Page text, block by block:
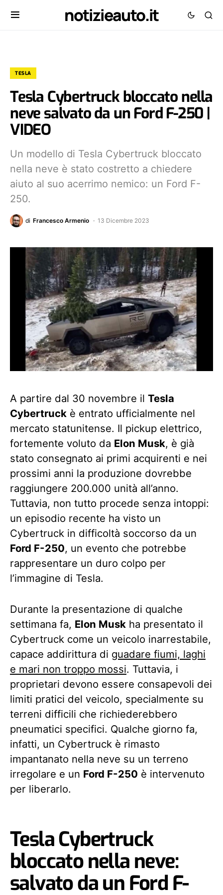
notizieauto.it
TESLA
Tesla Cybertruck bloccato nella
neve salvato da un Ford F-250 |
VIDEO
Un modello di Tesla Cybertruck bloccato
nella neve è stato costretto a chiedere
aiuto al suo acerrimo nemico: un Ford F-
250.
di Francesco Armenio 13 Dicembre 2023
A partire dal 30 novembre il Tesla
Cybertruck è entrato ufficialmente nel
mercato statunitense. Il pickup elettrico,
fortemente voluto da Elon Musk, è già
stato consegnato ai primi acquirenti e nei
prossimi anni la produzione dovrebbe
raggiungere 200.000 unità all’anno.
Tuttavia, non tutto procede senza intoppi:
un episodio recente ha visto un
Cybertruck in difficoltà soccorso da un
Ford F-250, un evento che potrebbe
rappresentare un duro colpo per
l’immagine di Tesla.
Durante la presentazione di qualche
settimana fa, Elon Musk ha presentato il
Cybertruck come un veicolo inarrestabile,
capace addirittura di guadare fiumi, laghi
e mari non troppo mossi. Tuttavia, i
proprietari devono essere consapevoli dei
limiti pratici del veicolo, specialmente su
terreni difficili che richiederebbero
pneumatici specifici. Qualche giorno fa,
infatti, un Cybertruck è rimasto
impantanato nella neve su un terreno
irregolare e un Ford F-250 è intervenuto
per liberarlo.
Tesla Cybertruck
bloccato nella neve:
salvato da un Ford F-